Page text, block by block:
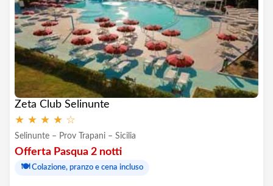
Zeta Club Selinunte
★ ★ ★ ★ ☆
Selinunte – Prov Trapani – Sicilia
Offerta Pasqua 2 notti
🍽️ Colazione, pranzo e cena incluso